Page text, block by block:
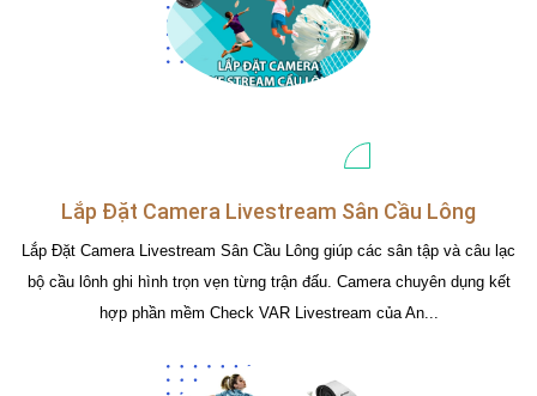
Lắp Đặt Camera Livestream Sân Cầu Lông
Lắp Đặt Camera Livestream Sân Cầu Lông giúp các sân tập và câu lạc
bộ cầu lônh ghi hình trọn vẹn từng trận đấu. Camera chuyên dụng kết
hợp phần mềm Check VAR Livestream của An...